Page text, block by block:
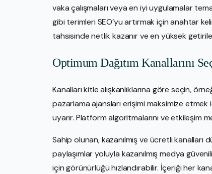
vaka çalışmaları veya en iyi uygulamalar
gibi terimleri SEO’yu artırmak için anahtar
tahsisinde netlik kazanır ve en yüksek
Optimum Dağıtım Kanallarını
Kanalları kitle alışkanlıklarına göre seçin,
pazarlama ajansları erişimi maksimize etmek
uyarır. Platform algoritmalarını ve etkileşim
Sahip olunan, kazanılmış ve ücretli
paylaşımlar yoluyla kazanılmış medya
için görünürlüğü hızlandırabilir. İçeriği her